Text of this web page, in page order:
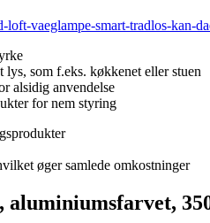
vaeglampe-smart-tradlos-kan-
som f.eks. køkkenet eller stuen
alsidig anvendelse
for nem styring
øger samlede omkostninger